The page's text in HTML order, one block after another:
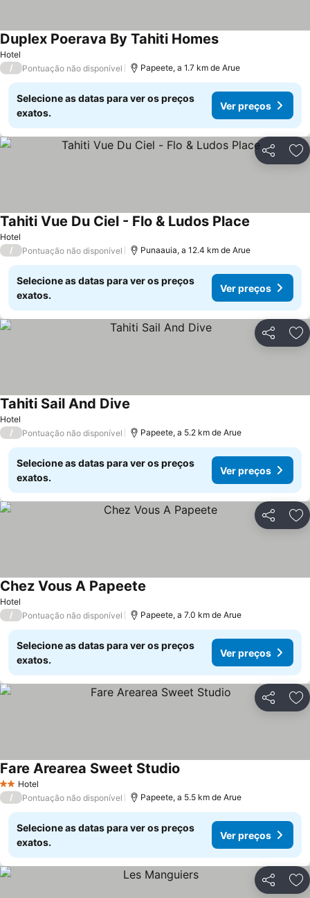
Hotel
Duplex Poerava By Tahiti HomesVer preços
/ Pontuação não disponível Papeete, a 1.7 km de Arue
Selecione as datas para ver os preços
exatos.
Ver preços
Partilhar
Hotel
Tahiti Vue Du Ciel - Flo & Ludos Place
/ Pontuação não disponível Punaauia, a 12.4 km de Arue
Selecione as datas para ver os preços
exatos.
Ver preços
Partilhar
Hotel
Tahiti Sail And Dive
/ Pontuação não disponível Papeete, a 5.2 km de Arue
Selecione as datas para ver os preços
exatos.
Ver preços
Partilhar
Hotel
Chez Vous A Papeete
/ Pontuação não disponível Papeete, a 7.0 km de Arue
Selecione as datas para ver os preços
exatos.
Ver preços
Partilhar
2 Estrelas
Hotel
Fare Arearea Sweet Studio
/ Pontuação não disponível Papeete, a 5.5 km de Arue
Selecione as datas para ver os preços
exatos.
Ver preços
Partilhar